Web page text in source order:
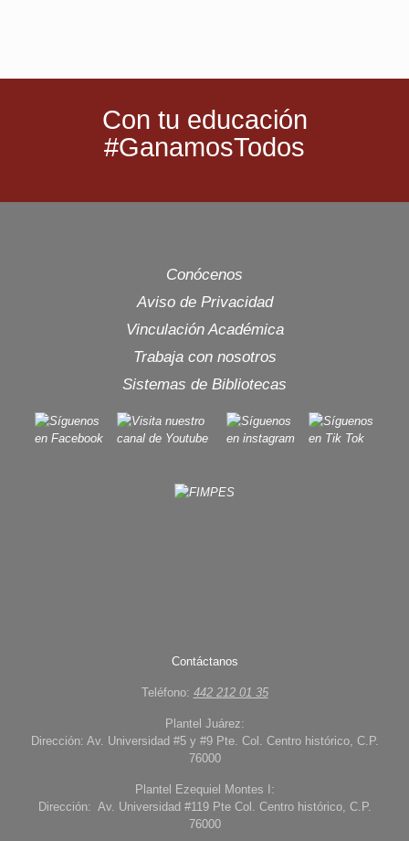
Con tu educación
#GanamosTodos
Conócenos
Aviso de Privacidad
Vinculación Académica
Trabaja con nosotros
Sistemas de Bibliotecas
Contáctanos
Teléfono: 442 212 01 35
Plantel Juárez:
Dirección: Av. Universidad #5 y #9 Pte. Col. Centro histórico, C.P.
76000
Plantel Ezequiel Montes I:
Dirección: Av. Universidad #119 Pte Col. Centro histórico, C.P.
76000